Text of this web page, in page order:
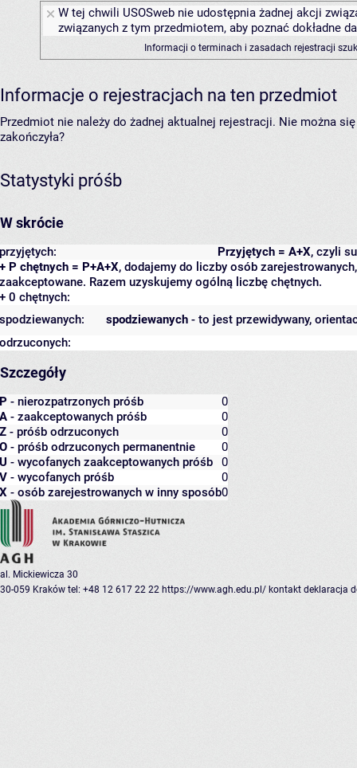
W tej chwili USOSweb nie udostępnia żadnej akcji
związanych z tym przedmiotem, aby poznać dokładne
Informacji o terminach i zasadach rejestracji
Informacje o rejestracjach na ten przedmiot
Przedmiot nie należy do żadnej aktualnej rejestracji. Nie można
zakończyła?
Statystyki próśb
W skrócie
Przyjętych = A+X, czyli
przyjętych:
+ P chętnych = P+A+X, dodajemy do liczby osób
zaakceptowane. Razem uzyskujemy ogólną liczbę chętnych.
+ 0 chętnych:
spodziewanych - to jest przewidywany,
spodziewanych:
odrzuconych:
Szczegóły
P - nierozpatrzonych próśb
0
A - zaakceptowanych próśb
0
Z - próśb odrzuconych
0
O - próśb odrzuconych permanentnie
0
U - wycofanych zaakceptowanych próśb
0
V - wycofanych próśb
0
X - osób zarejestrowanych w inny sposób0
al. Mickiewicza 30
30-059 Kraków tel: +48 12 617 22 22 https://www.agh.edu.pl/ kontakt deklaracja